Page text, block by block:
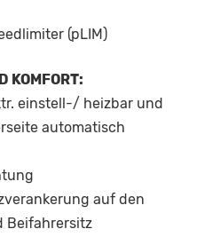
(pLIM)
KOMFORT:
einstell-/ heizbar und
automatisch
auf den
Beifahrersitz